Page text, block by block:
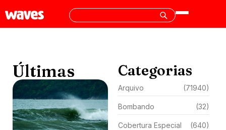
Últimas Categorias
Arquivo (71940)
Bombando (32)
Cobertura Especial (640)